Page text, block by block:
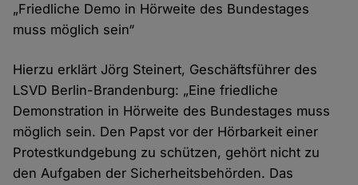
„Friedliche Demo in Hörweite des Bundestages
muss möglich sein“
Hierzu erklärt Jörg Steinert, Geschäftsführer des
LSVD Berlin-Brandenburg: „Eine friedliche
Demonstration in Hörweite des Bundestages muss
möglich sein. Den Papst vor der Hörbarkeit einer
Protestkundgebung zu schützen, gehört nicht zu
den Aufgaben der Sicherheitsbehörden. Das